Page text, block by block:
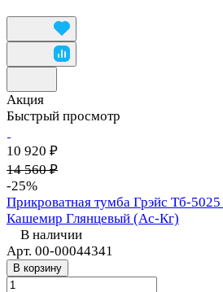
Акция
Быстрый просмотр
10 920 ₽
14 560 ₽
-25%
Прикроватная тумба Грэйс Тб-
Кашемир Глянцевый (Ас-Кг)
В наличии
Арт. 00-00044341
В корзину